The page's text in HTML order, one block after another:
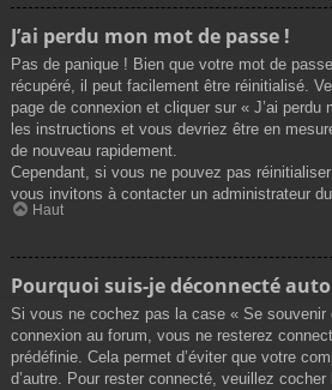
J’ai perdu mon mot de passe !
Pas de panique ! Bien que votre mot de
récupéré, il peut facilement être réinitialisé.
page de connexion et cliquer sur « J’ai
les instructions et vous devriez être en
de nouveau rapidement.
Cependant, si vous ne pouvez pas
vous invitons à contacter un administrateur du
Haut
Pourquoi suis-je déconnecté
Si vous ne cochez pas la case « Se souvenir
connexion au forum, vous ne resterez
prédéfinie. Cela permet d’éviter que votre
d’autre. Pour rester connecté, veuillez